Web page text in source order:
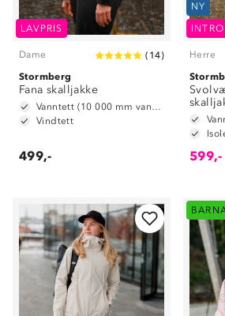
LAVPRIS
Dame ( 14)
Stormberg
Fana skalljakke
Vanntett (10 000 mm vannsøyle)
Vindtett
499,-
NY
Herre
599,-